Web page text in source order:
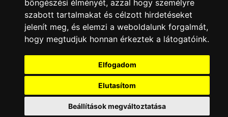
böngészési élményét, azzal hogy személyre
szabott tartalmakat és célzott hirdetéseket
jelenít meg, és elemzi a weboldalunk forgalmát,
hogy megtudjuk honnan érkeztek a látogatóink.
Elfogadom
Elutasítom
Beállítások megváltoztatása